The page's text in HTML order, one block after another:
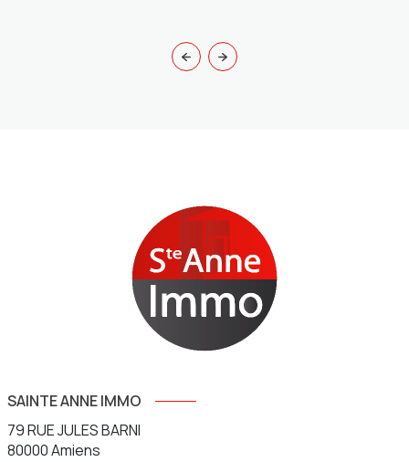
SAINTE ANNE IMMO
79 RUE JULES BARNI
80000Amiens